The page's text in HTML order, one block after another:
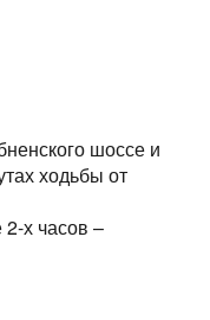
шоссе и
ходьбы от
х часов –